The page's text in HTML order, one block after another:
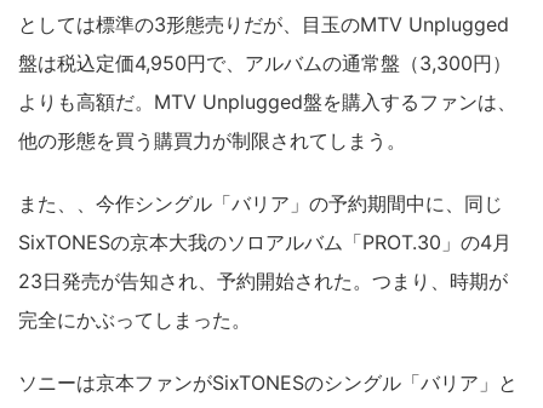
としては標準の3形態売りだが、目玉のMTV Unplugged
盤は税込定価4,950円で、アルバムの通常盤（3,300円）
よりも高額だ。MTV Unplugged盤を購入するファンは、
他の形態を買う購買力が制限されてしまう。
また、、今作シングル「バリア」の予約期間中に、同じ
SixTONESの京本大我のソロアルバム「PROT.30」の4月
23日発売が告知され、予約開始された。つまり、時期が
完全にかぶってしまった。
ソニーは京本ファンがSixTONESのシングル「バリア」と